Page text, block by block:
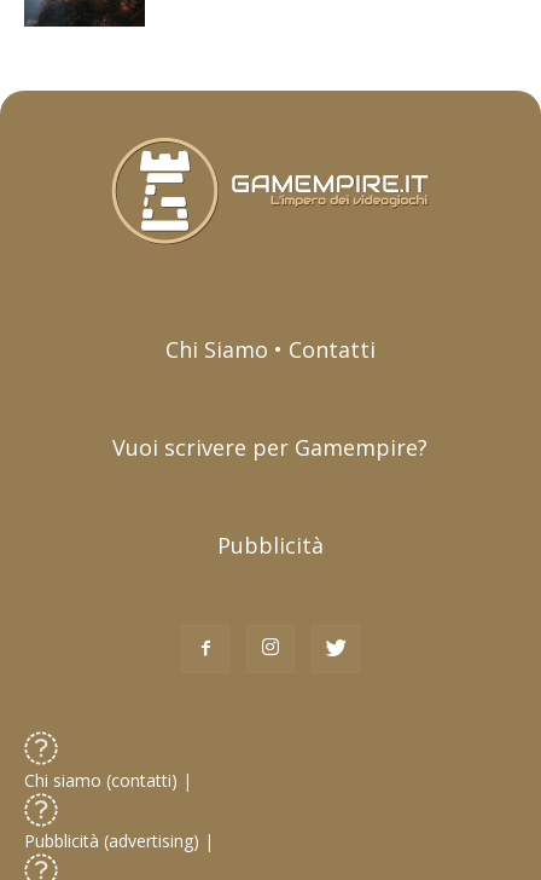
Chi Siamo • Contatti
Vuoi scrivere per Gamempire?
Pubblicità
Chi siamo (contatti) |
Pubblicità (advertising) |